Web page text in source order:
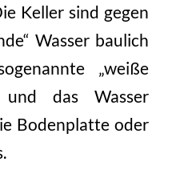
Keller sind gegen
Wasser baulich
„weiße
und das Wasser
Bodenplatte oder